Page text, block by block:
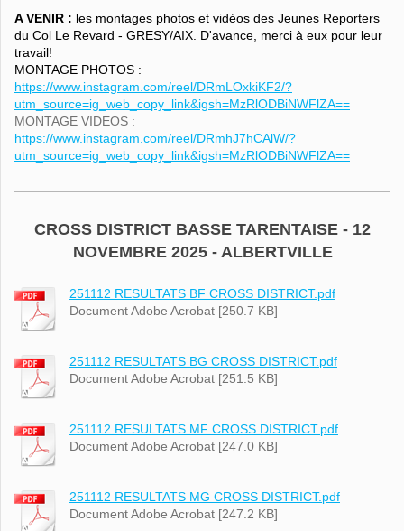
A VENIR : les montages photos et vidéos des Jeunes Reporters
du Col Le Revard - GRESY/AIX. D'avance, merci à eux pour leur
travail!
MONTAGE PHOTOS :
https://www.instagram.com/reel/DRmLOxkiKF2/?
utm_source=ig_web_copy_link&igsh=MzRlODBiNWFlZA==
MONTAGE VIDEOS :
https://www.instagram.com/reel/DRmhJ7hCAlW/?
utm_source=ig_web_copy_link&igsh=MzRlODBiNWFlZA==
CROSS DISTRICT BASSE TARENTAISE - 12
NOVEMBRE 2025 - ALBERTVILLE
251112 RESULTATS BF CROSS DISTRICT.pdf
Document Adobe Acrobat [250.7 KB]
251112 RESULTATS BG CROSS DISTRICT.pdf
Document Adobe Acrobat [251.5 KB]
251112 RESULTATS MF CROSS DISTRICT.pdf
Document Adobe Acrobat [247.0 KB]
251112 RESULTATS MG CROSS DISTRICT.pdf
Document Adobe Acrobat [247.2 KB]